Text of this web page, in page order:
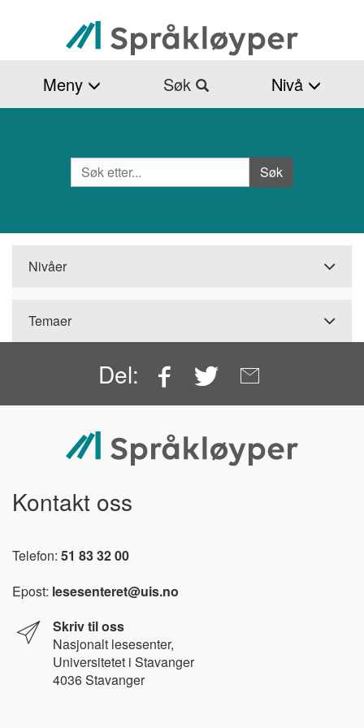
hovedinnhold
Meny Søk Nivå
Søk
Nivåer
Temaer
Del: Facebook
Twitter
Kontakt oss
Telefon: 51 83 32 00
Epost: lesesenteret@uis.no
Skriv til oss
Nasjonalt lesesenter,
Universitetet i Stavanger
4036 Stavanger